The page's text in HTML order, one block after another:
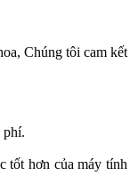
Chúng tôi cam kết
phí.
tốt hơn của máy tính